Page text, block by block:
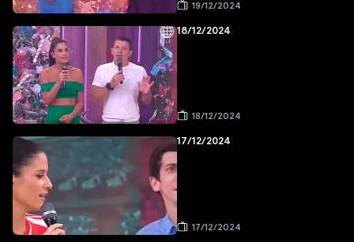
19/12/2024
18/12/2024
18/12/2024
17/12/2024
17/12/2024